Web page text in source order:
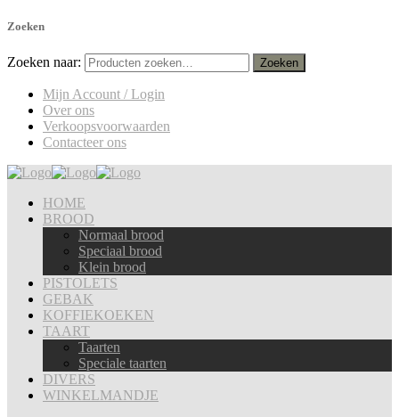
Zoeken
Zoeken naar:
Mijn Account / Login
Over ons
Verkoopsvoorwaarden
Contacteer ons
HOME
BROOD
Normaal brood
Speciaal brood
Klein brood
PISTOLETS
GEBAK
KOFFIEKOEKEN
TAART
Taarten
Speciale taarten
DIVERS
WINKELMANDJE